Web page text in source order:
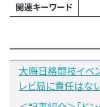
関連キーワード
大晦日格闘技イベ
レビ局に責任はな